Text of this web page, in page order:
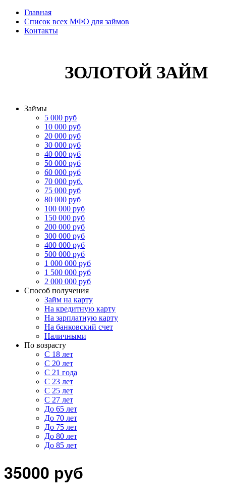
Главная
Список всех МФО для займов
Контакты
ЗОЛОТОЙ ЗАЙМ
Займы
5 000 руб
10 000 руб
20 000 руб
30 000 руб
40 000 руб
50 000 руб
60 000 руб
70 000 руб.
75 000 руб
80 000 руб
100 000 руб
150 000 руб
200 000 руб
300 000 руб
400 000 руб
500 000 руб
1 000 000 руб
1 500 000 руб
2 000 000 руб
Способ получения
Займ на карту
На кредитную карту
На зарплатную карту
На банковский счет
Наличными
По возрасту
С 18 лет
С 20 лет
С 21 года
С 23 лет
С 25 лет
С 27 лет
До 65 лет
До 70 лет
До 75 лет
До 80 лет
До 85 лет
35000 руб